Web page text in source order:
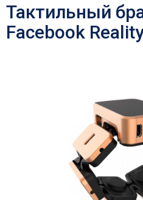
Тактильный
Facebook